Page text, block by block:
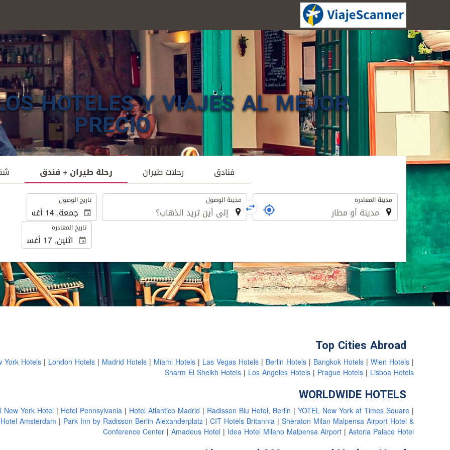
HOTELES Y VIAJES AL MEJOR
PRECIO
فنادق رحلات طيران رحلة طيران + فندق
الرحلة
مدينة المغادرة مدينة الوصول . تاريخ الوصول
تاريخ المغادرة
Top Cities Abroad
York Hotels London Hotels Madrid Hotels Miami Hotels Las Vegas Hotels Berlin Hotels Bangkok Hotels Wien Hotels
Sharm El Sheikh Hotels Los Angeles Hotels Prague Hotels Lisboa Hotels
WORLDWIDE HOTELS
New York Hotel Hotel Pennsylvania Hotel Atlantico Madrid Radisson Blu Hotel, Berlin YOTEL New York at Times Square
Amsterdam Park Inn by Radisson Berlin Alexanderplatz CIT Hotels Britannia Sheraton Milan Malpensa Airport Hotel &
Conference Center Amadeus Hotel Idea Hotel Milano Malpensa Airport Astoria Palace Hotel